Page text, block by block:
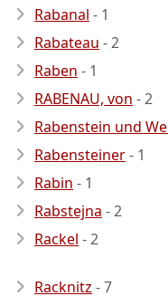
Rabanal - 1
Rabateau - 2
Raben - 1
RABENAU, von - 2
Rabenstein und
Rabensteiner- 1
Rabin - 1
Rabstejna - 2
Rackel - 2
Racknitz - 7